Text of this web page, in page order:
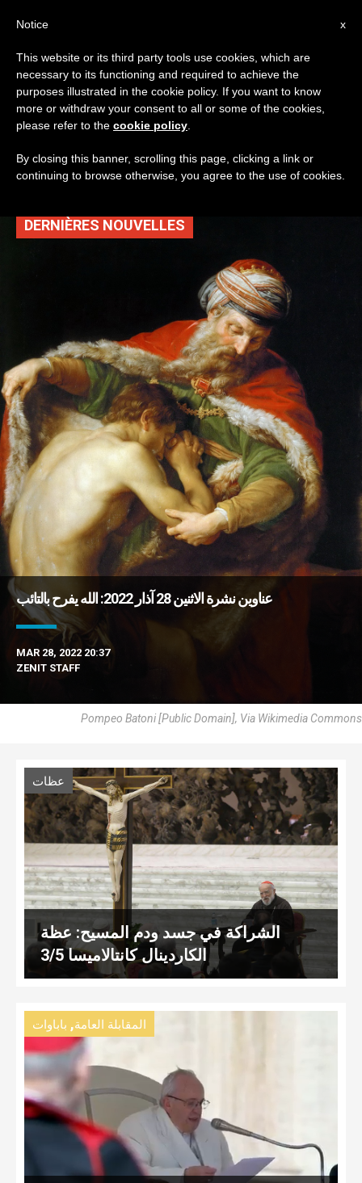
TAG
Posts Tagged
‘المناولة’
DERNIÈRES NOUVELLES
عناوين نشرة الاثنين 28 آذار 2022: الله يفرح بالتائب
MAR 28, 2022 20:37
ZENIT STAFF
Pompeo Batoni [Public Domain], Via Wikimedia Commons
عظات
الشراكة في جسد ودم المسيح: عظة
الكاردينال كانتالاميسا 3/5
المقابلة العامة, باباوات
x
Notice
This website or its third party tools use cookies, which are
necessary to its functioning and required to achieve the
purposes illustrated in the cookie policy. If you want to know
more or withdraw your consent to all or some of the cookies,
please refer to the cookie policy
By closing this banner, scrolling this page, clicking a link or
continuing to browse otherwise, you agree to the use of cookies.